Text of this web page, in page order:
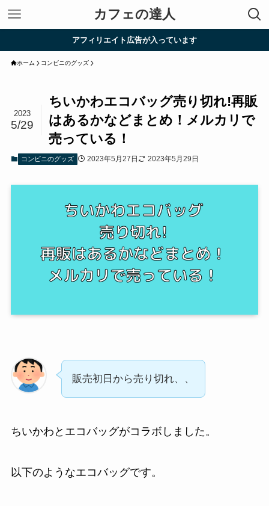
カフェの達人
アフィリエイト広告が入っています
ホーム コンビニのグッズ
ちいかわエコバッグ売り切れ!再販
はあるかなどまとめ！メルカリで
売っている！
2023
5/29
コンビニのグッズ 2023年5月27日 2023年5月29日
販売初日から売り切れ、、
ちいかわとエコバッグがコラボしました。
以下のようなエコバッグです。